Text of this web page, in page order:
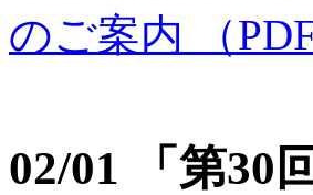
のご案内 （
02/01 「第30